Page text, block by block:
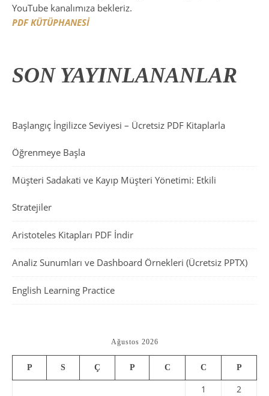
YouTube kanalımıza bekleriz.
PDF KÜTÜPHANESİ
SON YAYINLANANLAR
Başlangıç İngilizce Seviyesi – Ücretsiz PDF Kitaplarla
Öğrenmeye Başla
Müşteri Sadakati ve Kayıp Müşteri Yönetimi: Etkili
Stratejiler
Aristoteles Kitapları PDF İndir
Analiz Sunumları ve Dashboard Örnekleri (Ücretsiz PPTX)
English Learning Practice
Ağustos 2026
P S Ç P C C P
1
2